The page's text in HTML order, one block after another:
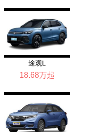
途观L
18.68万起